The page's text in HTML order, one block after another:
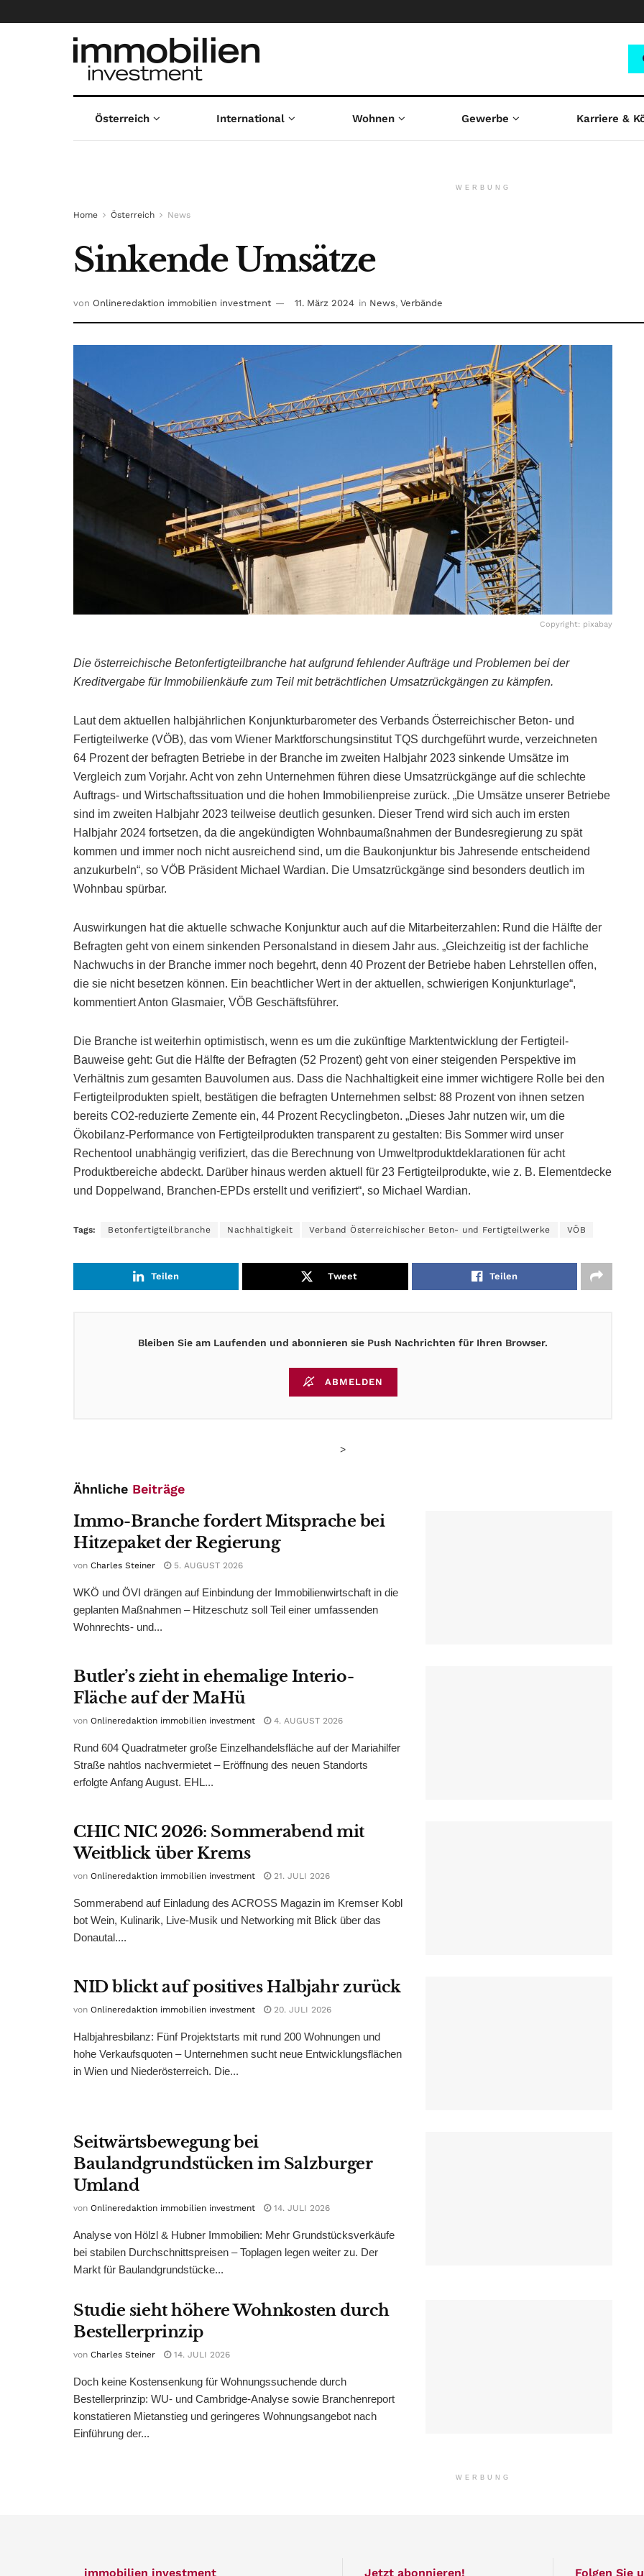
Österreich International Wohnen Gewerbe Karriere &
WERBUNG
Home Österreich News
Sinkende Umsätze
von Onlineredaktion immobilien investment 11. März 2024 in News, Verbände
Copyright: pixabay
Die österreichische Betonfertigteilbranche hat aufgrund fehlender Aufträge und Problemen bei der
Kreditvergabe für Immobilienkäufe zum Teil mit beträchtlichen Umsatzrückgängen zu kämpfen.
Laut dem aktuellen halbjährlichen Konjunkturbarometer des Verbands Österreichischer Beton- und
Fertigteilwerke (VÖB), das vom Wiener Marktforschungsinstitut TQS durchgeführt wurde, verzeichneten
64 Prozent der befragten Betriebe in der Branche im zweiten Halbjahr 2023 sinkende Umsätze im
Vergleich zum Vorjahr. Acht von zehn Unternehmen führen diese Umsatzrückgänge auf die schlechte
Auftrags- und Wirtschaftssituation und die hohen Immobilienpreise zurück. „Die Umsätze unserer Betriebe
sind im zweiten Halbjahr 2023 teilweise deutlich gesunken. Dieser Trend wird sich auch im ersten
Halbjahr 2024 fortsetzen, da die angekündigten Wohnbaumaßnahmen der Bundesregierung zu spät
kommen und immer noch nicht ausreichend sind, um die Baukonjunktur bis Jahresende entscheidend
anzukurbeln“, so VÖB Präsident Michael Wardian. Die Umsatzrückgänge sind besonders deutlich im
Wohnbau spürbar.
Auswirkungen hat die aktuelle schwache Konjunktur auch auf die Mitarbeiterzahlen: Rund die Hälfte der
Befragten geht von einem sinkenden Personalstand in diesem Jahr aus. „Gleichzeitig ist der fachliche
Nachwuchs in der Branche immer noch begehrt, denn 40 Prozent der Betriebe haben Lehrstellen offen,
die sie nicht besetzen können. Ein beachtlicher Wert in der aktuellen, schwierigen Konjunkturlage“,
kommentiert Anton Glasmaier, VÖB Geschäftsführer.
Die Branche ist weiterhin optimistisch, wenn es um die zukünftige Marktentwicklung der Fertigteil-
Bauweise geht: Gut die Hälfte der Befragten (52 Prozent) geht von einer steigenden Perspektive im
Verhältnis zum gesamten Bauvolumen aus. Dass die Nachhaltigkeit eine immer wichtigere Rolle bei den
Fertigteilprodukten spielt, bestätigen die befragten Unternehmen selbst: 88 Prozent von ihnen setzen
bereits CO2-reduzierte Zemente ein, 44 Prozent Recyclingbeton. „Dieses Jahr nutzen wir, um die
Ökobilanz-Performance von Fertigteilprodukten transparent zu gestalten: Bis Sommer wird unser
Rechentool unabhängig verifiziert, das die Berechnung von Umweltproduktdeklarationen für acht
Produktbereiche abdeckt. Darüber hinaus werden aktuell für 23 Fertigteilprodukte, wie z. B. Elementdecke
und Doppelwand, Branchen-EPDs erstellt und verifiziert“, so Michael Wardian.
Tags: Betonfertigteilbranche Nachhaltigkeit Verband Österreichischer Beton- und Fertigteilwerke VÖB
Teilen Tweet Teilen
Bleiben Sie am Laufenden und abonnieren sie Push Nachrichten für Ihren Browser.
ABMELDEN
>
Ähnliche Beiträge
Immo-Branche fordert Mitsprache bei
Hitzepaket der Regierung
von Charles Steiner 5. AUGUST 2026
WKÖ und ÖVI drängen auf Einbindung der Immobilienwirtschaft in die
geplanten Maßnahmen – Hitzeschutz soll Teil einer umfassenden
Wohnrechts- und...
Butler’s zieht in ehemalige Interio-
Fläche auf der MaHü
von Onlineredaktion immobilien investment 4. AUGUST 2026
Rund 604 Quadratmeter große Einzelhandelsfläche auf der Mariahilfer
Straße nahtlos nachvermietet – Eröffnung des neuen Standorts
erfolgte Anfang August. EHL...
CHIC NIC 2026: Sommerabend mit
Weitblick über Krems
von Onlineredaktion immobilien investment 21. JULI 2026
Sommerabend auf Einladung des ACROSS Magazin im Kremser Kobl
bot Wein, Kulinarik, Live-Musik und Networking mit Blick über das
Donautal....
NID blickt auf positives Halbjahr zurück
von Onlineredaktion immobilien investment 20. JULI 2026
Halbjahresbilanz: Fünf Projektstarts mit rund 200 Wohnungen und
hohe Verkaufsquoten – Unternehmen sucht neue Entwicklungsflächen
in Wien und Niederösterreich. Die...
Seitwärtsbewegung bei
Baulandgrundstücken im Salzburger
Umland
von Onlineredaktion immobilien investment 14. JULI 2026
Analyse von Hölzl & Hubner Immobilien: Mehr Grundstücksverkäufe
bei stabilen Durchschnittspreisen – Toplagen legen weiter zu. Der
Markt für Baulandgrundstücke...
Studie sieht höhere Wohnkosten durch
Bestellerprinzip
von Charles Steiner 14. JULI 2026
Doch keine Kostensenkung für Wohnungssuchende durch
Bestellerprinzip: WU- und Cambridge-Analyse sowie Branchenreport
konstatieren Mietanstieg und geringeres Wohnungsangebot nach
Einführung der...
WERBUNG
immobilien investment Jetzt abonnieren! Folgen Sie